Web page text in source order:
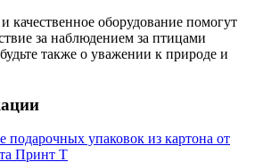
качественное оборудование помогут
за наблюдением за птицами
также о уважении к природе и